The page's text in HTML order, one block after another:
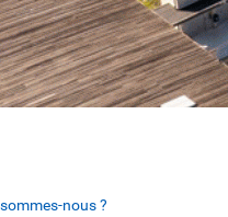
nous ?